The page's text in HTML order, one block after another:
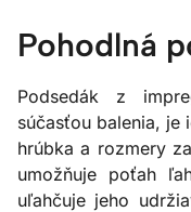
Pohodlná
Podsedák z
súčasťou balenia, je
hrúbka a rozmery
umožňuje poťah
uľahčuje jeho